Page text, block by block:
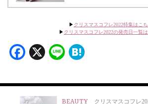
▶︎ クリスマスコフレ2022特集はこ
▶︎ クリスマスコフレ2022の発売日一覧
Facebook
X Line
BEAUTY クリスマスコフレ